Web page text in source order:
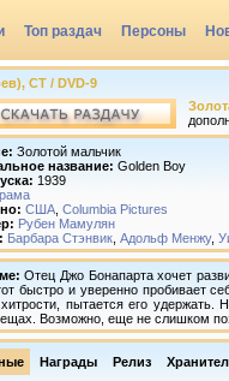
Топ раздач Персоны
СТ / DVD-9
Золотой мальчик
название: Golden Boy
1939
США Columbia Pictures
Рубен Мамулян
Барбара Стэнвик Адольф Менжу,
Отец Джо Бонапарта хочет
быстро и уверенно пробивает
пытается его
Возможно, еще не слишком
Награды Релиз